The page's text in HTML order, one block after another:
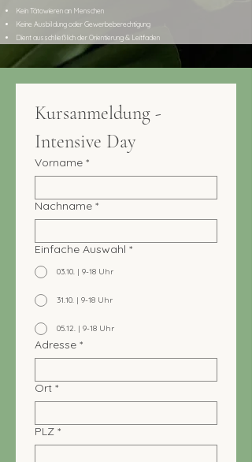
Kein Tätowieren an Menschen
Keine Ausbildung oder Gewerbeberechtigung
Dient ausschließlich der Orientierung & Leitfaden
Kursanmeldung -
Intensive Day
Vorname *
Nachname *
Einfache Auswahl *
03.10. | 9-18 Uhr
31.10. | 9-18 Uhr
05.12. | 9-18 Uhr
Adresse *
Ort *
PLZ *